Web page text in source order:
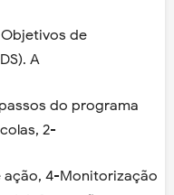
de
A
do programa
2-
ação, 4-Monitorização